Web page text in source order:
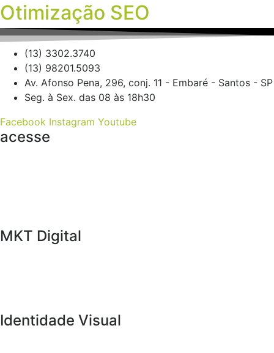
Otimização SEO
(13) 3302.3740
(13) 98201.5093
Av. Afonso Pena, 296, conj. 11 - Embaré - Santos - SP
Seg. à Sex. das 08 às 18h30
Facebook Instagram Youtube
acesse
MKT Digital
Identidade Visual